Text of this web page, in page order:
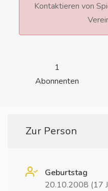
Kontaktieren von
1
Abonnenten
Zur Person
Geburtstag
20.10.2008 (17